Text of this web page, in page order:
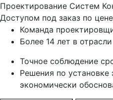
Проектирование Систем
Доступом под заказ по
Команда
Более 14 лет в
Точное соблюдение
Решения по установке
экономически